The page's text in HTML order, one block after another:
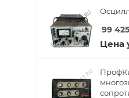
99 425
Цена